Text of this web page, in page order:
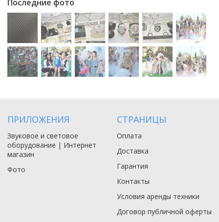
Последние фото
ПРИЛОЖЕНИЯ
Звуковое и световое
оборудование | Интернет
магазин
Фото
СТРАНИЦЫ
Оплата
Доставка
Гарантия
Контакты
Условия аренды техники
Договор публичной оферты